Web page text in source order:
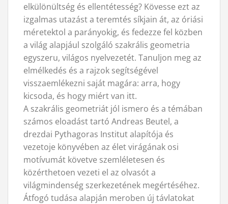
elkülönültség és ellentétesség? Kövesse ezt az
izgalmas utazást a teremtés síkjain át, az óriási
méretektol a parányokig, és fedezze fel közben
a világ alapjául szolgáló szakrális geometria
egyszeru, világos nyelvezetét. Tanuljon meg az
elmélkedés és a rajzok segítségével
visszaemlékezni saját magára: arra, hogy
kicsoda, és hogy miért van itt.
A szakrális geometriát jól ismero és a témában
számos eloadást tartó Andreas Beutel, a
drezdai Pythagoras Institut alapítója és
vezetoje könyvében az élet virágának osi
motívumát követve szemléletesen és
közérthetoen vezeti el az olvasót a
világmindenség szerkezetének megértéséhez.
Átfogó tudása alapján meroben új távlatokat